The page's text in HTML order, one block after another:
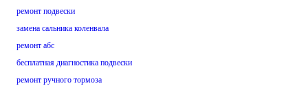
ремонт подвески
замена сальника коленвала
ремонт абс
бесплатная диагностика подвески
ремонт ручного тормоза